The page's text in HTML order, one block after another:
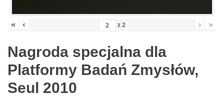
« ‹ z2 › »
Nagroda specjalna dla
Platformy Badań Zmysłów,
Seul 2010